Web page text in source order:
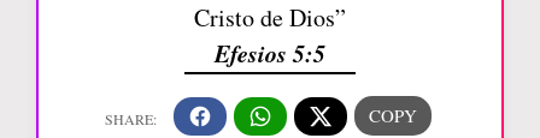
Cristo de Dios”
Efesios 5:5